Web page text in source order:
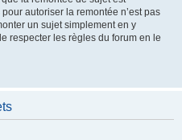
autoriser la remontée n’est pas
un sujet simplement en y
respecter les règles du forum en le